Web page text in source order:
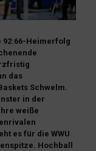
92:66-Heimerfolg
das
Schwelm.
in der
weiße
es für die WWU
Hochball